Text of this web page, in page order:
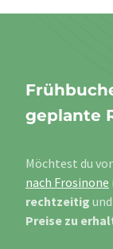
geplante
Möchtest du
nach Frosinone
rechtzeitig
Preise zu